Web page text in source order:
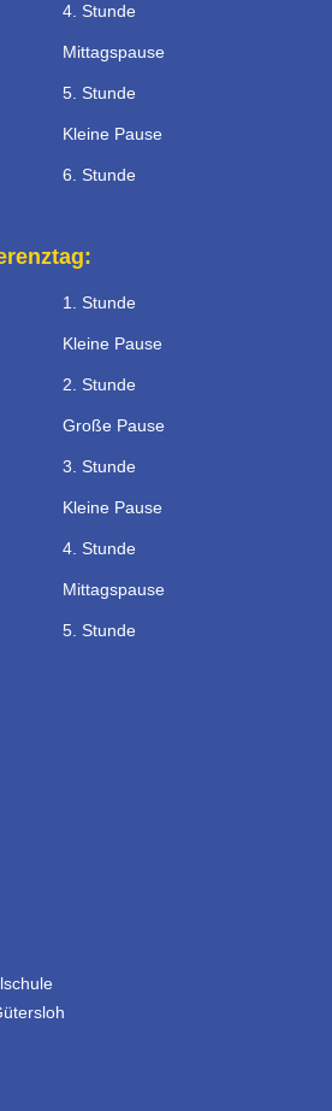
4. Stunde
Mittagspause
5. Stunde
Kleine Pause
6. Stunde
1. Stunde
Kleine Pause
2. Stunde
Große Pause
3. Stunde
Kleine Pause
4. Stunde
Mittagspause
5. Stunde